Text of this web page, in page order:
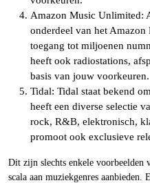
Amazon Music Unlimited:
onderdeel van het Amazon
toegang tot miljoenen
heeft ook radiostations,
basis van jouw voorkeuren.
Tidal: Tidal staat bekend
heeft een diverse selectie
rock, R&B, elektronisch,
promoot ook exclusieve
Dit zijn slechts enkele voorbeelden
scala aan muziekgenres